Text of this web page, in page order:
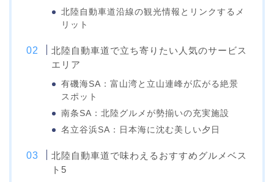
北陸自動車道沿線の観光情報とリンクするメ
リット
北陸自動車道で立ち寄りたい人気のサービス
エリア
有磯海SA：富山湾と立山連峰が広がる絶景
スポット
南条SA：北陸グルメが勢揃いの充実施設
名立谷浜SA：日本海に沈む美しい夕日
北陸自動車道で味わえるおすすめグルメベス
ト5